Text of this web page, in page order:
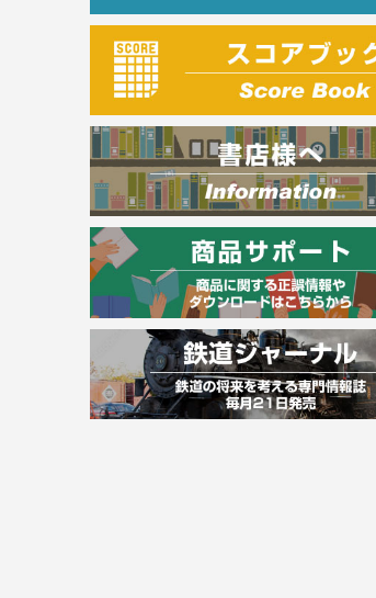
衛生管理・運行管理
建築・土木
電気・危険物
調理師
スキル・キャリアアップ
危険物取扱者
消防設備士
登録販売者
その他資格試験